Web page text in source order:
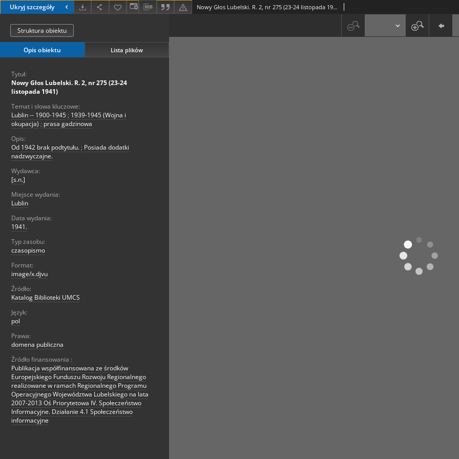
Ukryj szczegóły Nowy Głos Lubelski. R. 2, nr 275 (23-24 listopada 1941)
Struktura obiektu
Opis obiektu Lista plików
Tytuł:
Nowy Głos Lubelski. R. 2, nr 275 (23-24
listopada 1941)
Temat i słowa kluczowe:
Lublin -- 1900-1945 ; 1939-1945 (Wojna i
okupacja) ; prasa gadzinowa
Opis:
Od 1942 brak podtytułu. ; Posiada dodatki
nadzwyczajne.
Wydawca:
[s.n.]
Miejsce wydania:
Lublin
Data wydania:
1941.
Typ zasobu:
czasopismo
Format:
image/x.djvu
Źródło:
Katalog Biblioteki UMCS
Język:
pol
Prawa:
domena publiczna
Źródło finansowania :
Publikacja współfinansowana ze środków
Europejskiego Funduszu Rozwoju Regionalnego
realizowane w ramach Regionalnego Programu
Operacyjnego Województwa Lubelskiego na lata
2007-2013 Oś Priorytetowa IV. Społeczeństwo
Informacyjne. Działanie 4.1 Społeczeństwo
informacyjne